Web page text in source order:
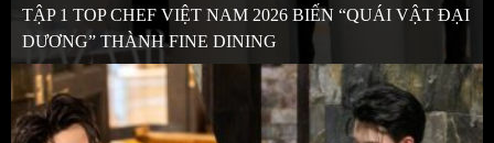
TẬP 1 TOP CHEF VIỆT NAM 2026 BIẾN “QUÁI VẬT ĐẠI
DƯƠNG” THÀNH FINE DINING